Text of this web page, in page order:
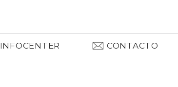
INFOCENTER CONTACTO